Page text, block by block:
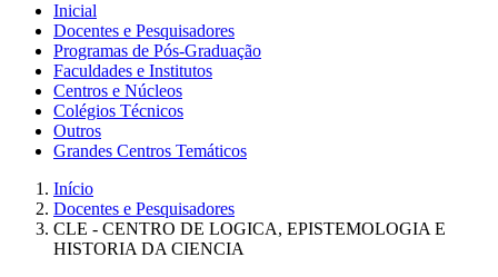
Inicial
Docentes e Pesquisadores
Programas de Pós-Graduação
Faculdades e Institutos
Centros e Núcleos
Colégios Técnicos
Outros
Grandes Centros Temáticos
Início
Docentes e Pesquisadores
CLE - CENTRO DE LOGICA, EPISTEMOLOGIA E
HISTORIA DA CIENCIA